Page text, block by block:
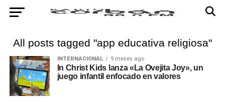
All posts tagged "app educativa religiosa"
INTERNACIONAL 9 meses ago
In Christ Kids lanza «La Ovejita Joy», un
juego infantil enfocado en valores